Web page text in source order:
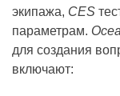
экипажа, CES
параметрам.
для создания
включают: